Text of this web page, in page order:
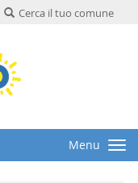
Cerca il tuo comune
Menu